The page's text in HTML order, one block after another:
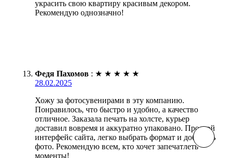
украсить свою квартиру красивым декором.
Рекомендую однозначно!
Федя Пахомов : ★ ★ ★ ★ ★
28.02.2025
Хожу за фотосувенирами в эту компанию.
Понравилось, что быстро и удобно, а качество
отличное. Заказала печать на холсте, курьер
доставил вовремя и аккуратно упаковано. Простой
интерфейс сайта, легко выбрать формат и добавить
фото. Рекомендую всем, кто хочет запечатлеть
моменты!